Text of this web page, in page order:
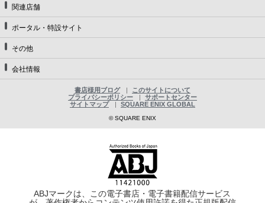
関連店舗
ポータル・特設サイト
その他
会社情報
書店様用ブログ
このサイトについて
プライバシーポリシー
サポートセンター
サイトマップ
SQUARE ENIX GLOBAL
© SQUARE ENIX
ABJマークは、この電子書店・電子書籍配信サービス